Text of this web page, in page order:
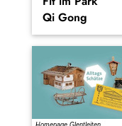
Qi Gong